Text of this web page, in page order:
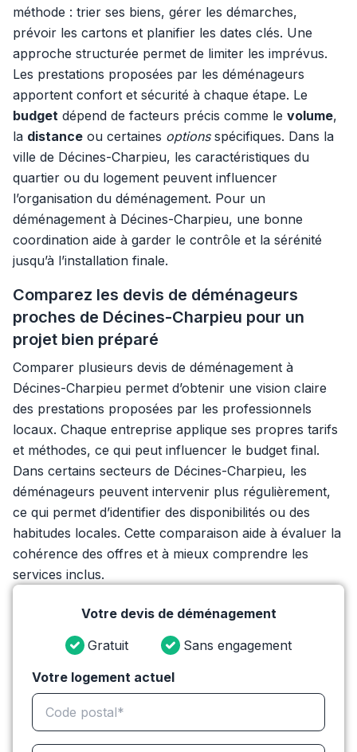
méthode : trier ses biens, gérer les démarches,
prévoir les cartons et planifier les dates clés. Une
approche structurée permet de limiter les imprévus.
Les prestations proposées par les déménageurs
apportent confort et sécurité à chaque étape. Le
budget dépend de facteurs précis comme le volume,
la distance ou certaines optionsspécifiques. Dans la
ville de Décines-Charpieu, les caractéristiques du
quartier ou du logement peuvent influencer
l’organisation du déménagement. Pour un
déménagement à Décines-Charpieu, une bonne
coordination aide à garder le contrôle et la sérénité
jusqu’à l’installation finale.
Comparez les devis de déménageurs
proches de Décines-Charpieu pour un
projet bien préparé
Comparer plusieurs devis de déménagement à
Décines-Charpieu permet d’obtenir une vision claire
des prestations proposées par les professionnels
locaux. Chaque entreprise applique ses propres tarifs
et méthodes, ce qui peut influencer le budget final.
Dans certains secteurs de Décines-Charpieu, les
déménageurs peuvent intervenir plus régulièrement,
ce qui permet d’identifier des disponibilités ou des
habitudes locales. Cette comparaison aide à évaluer la
cohérence des offres et à mieux comprendre les
services inclus.
Votre devis de déménagement
Gratuit
Sans engagement
Votre logement actuel